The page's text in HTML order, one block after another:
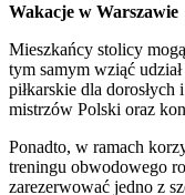
Wakacje w Warszawie
Mieszkańcy stolicy
tym samym wziąć
piłkarskie dla
mistrzów Polski oraz
Ponadto, w ramach
treningu obwodowego
zarezerwować jedno z